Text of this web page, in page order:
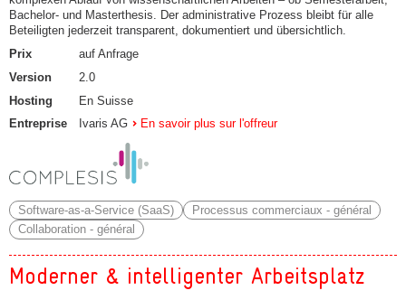
Bachelor- und Masterthesis. Der administrative Prozess bleibt für alle
Beteiligten jederzeit transparent, dokumentiert und übersichtlich.
Prix
auf Anfrage
Version
2.0
Hosting
En Suisse
Entreprise
Ivaris AG En savoir plus sur l'offreur
Software-as-a-Service (SaaS)
Processus commerciaux - général
Collaboration - général
Moderner & intelligenter Arbeitsplatz